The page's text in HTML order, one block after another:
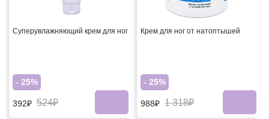
Суперувлажняющий крем для ног
- 25%
392₽ 524₽
Крем для ног от натоптышей
- 25%
988₽ 1 318₽